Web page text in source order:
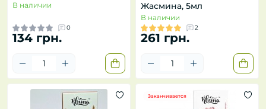
В наличии
0
134 грн.
Жасмина, 5мл
В наличии
2
261 грн.
Заканчивается